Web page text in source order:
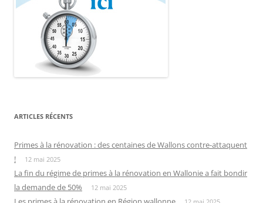
ARTICLES RÉCENTS
Primes à la rénovation : des centaines de Wallons contre-attaquent
!
12 mai 2025
La fin du régime de primes à la rénovation en Wallonie a fait bondir
la demande de 50%
12 mai 2025